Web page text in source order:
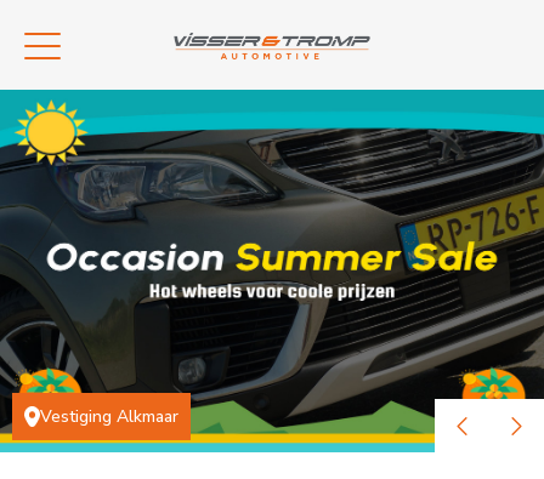
Vestiging Alkmaar